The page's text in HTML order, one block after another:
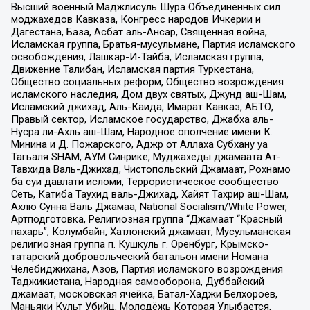
Высший военный Маджлисуль Шура Объединенных сил
моджахедов Кавказа, Конгресс народов Ичкерии и
Дагестана, База, Асбат аль-Ансар, Священная война,
Исламская группа, Братья-мусульмане, Партия исламского
освобождения, Лашкар-И-Тайба, Исламская группа,
Движение Талибан, Исламская партия Туркестана,
Общество социальных реформ, Общество возрождения
исламского наследия, Дом двух святых, Джунд аш-Шам,
Исламский джихад, Аль-Каида, Имарат Кавказ, АБТО,
Правый сектор, Исламское государство, Джабха аль-
Нусра ли-Ахль аш-Шам, Народное ополчение имени К.
Минина и Д. Пожарского, Аджр от Аллаха Субхану уа
Тагьаля SHAM, АУМ Синрике, Муджахеды джамаата Ат-
Тавхида Валь-Джихад, Чистопольский Джамаат, Рохнамо
ба суи давлати исломи, Террористическое сообщество
Сеть, Катиба Таухид валь-Джихад, Хайят Тахрир аш-Шам,
Ахлю Сунна Валь Джамаа, National Socialism/White Power,
Артподготовка, Религиозная группа “Джамаат “Красный
пахарь”, Колумбайн, Хатлонский джамаат, Мусульманская
религиозная группа п. Кушкуль г. Оренбург, Крымско-
татарский добровольческий батальон имени Номана
Челебиджихана, Азов, Партия исламского возрождения
Таджикистана, Народная самооборона, Дуббайский
джамаат, московская ячейка, Батал-Хаджи Белхороев,
Маньяки Культ Убийц, Молодёжь Которая Улыбается,